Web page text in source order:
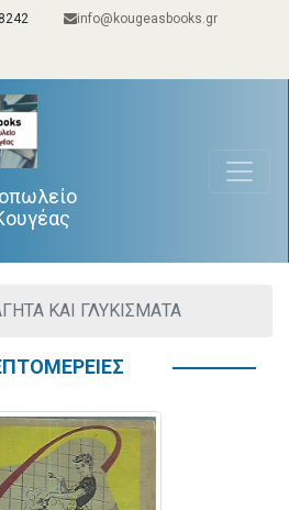
info@kougeasbooks.gr
ΚΑΙ ΓΛΥΚΙΣΜΑΤΑ